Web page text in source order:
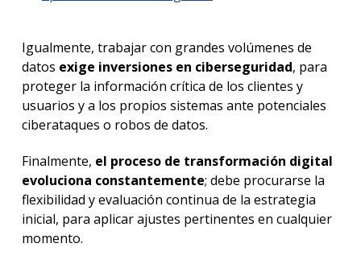
Igualmente, trabajar con grandes volúmenes de
datos exige inversiones en ciberseguridad, para
proteger la información crítica de los clientes y
usuarios y a los propios sistemas ante potenciales
ciberataques o robos de datos.
Finalmente, el proceso de transformación digital
evoluciona constantemente; debe procurarse la
flexibilidad y evaluación continua de la estrategia
inicial, para aplicar ajustes pertinentes en cualquier
momento.